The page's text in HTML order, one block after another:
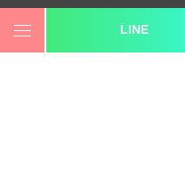
LINE
0800-250-555
youtube twitter